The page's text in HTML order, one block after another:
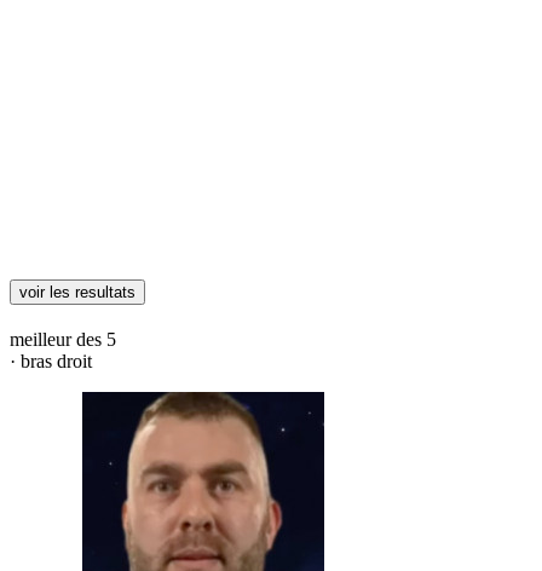
voir les resultats
meilleur des 5
· bras droit